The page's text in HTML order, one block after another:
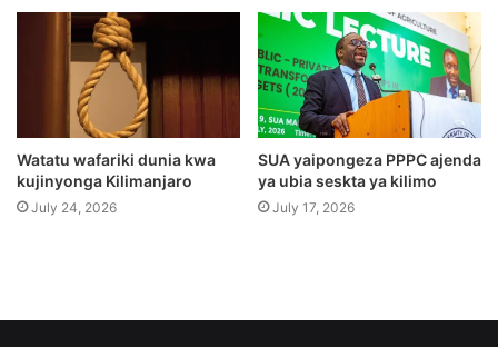
Watatu wafariki dunia kwa
kujinyonga Kilimanjaro
July 24, 2026
SUA yaipongeza PPPC ajenda
ya ubia seskta ya kilimo
July 17, 2026